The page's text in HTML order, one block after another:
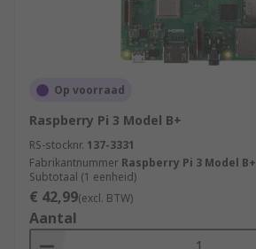
Op voorraad
Raspberry Pi 3 Model B+
RS-stocknr. 137-3331
Fabrikantnummer Raspberry Pi 3 Model B+
Subtotaal (1 eenheid)
€ 42,99(excl. BTW)
Aantal